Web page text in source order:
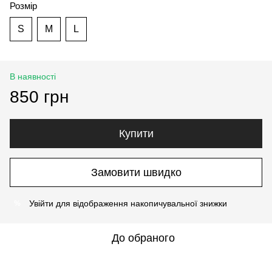
Розмір
S M L
В наявності
850 грн
Купити
Замовити швидко
Увійти для відображення накопичувальної знижки
До обраного